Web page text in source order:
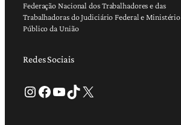
Federação Nacional dos Trabalhadores e das
Trabalhadoras do Judiciário Federal e Ministério
Público da União
Redes Sociais
Instagram Facebook Youtube TikTok X